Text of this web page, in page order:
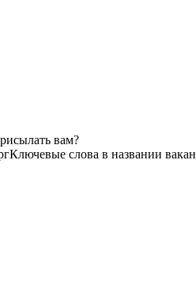
вам?
Ключевые слова в названии